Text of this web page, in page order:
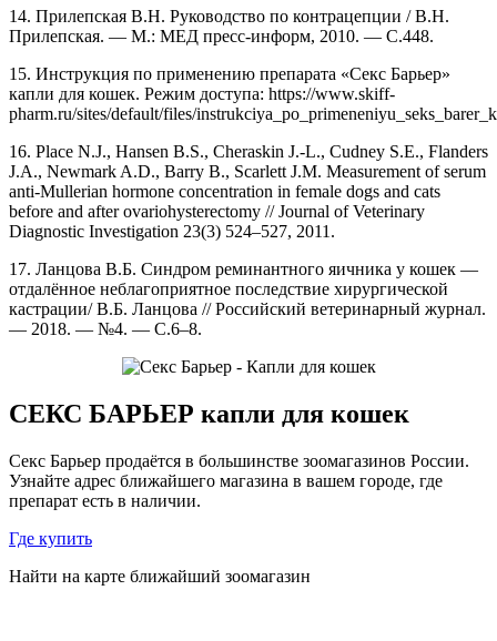
14. Прилепская В.Н. Руководство по контрацепции / В.Н.
Прилепская. — М.: МЕД пресс-информ, 2010. — С.448.
15. Инструкция по применению препарата «Секс Барьер»
капли для кошек. Режим доступа: https://www.skiff-
pharm.ru/sites/default/files/
16. Place N.J., Hansen B.S., Cheraskin J.-L., Cudney S.E., Flanders
J.A., Newmark A.D., Barry B., Scarlett J.M. Measurement of serum
anti-Mullerian hormone concentration in female dogs and cats
before and after ovariohysterectomy // Journal of Veterinary
Diagnostic Investigation 23(3) 524–527, 2011.
17. Ланцова В.Б. Синдром реминантного яичника у кошек —
отдалённое неблагоприятное последствие хирургической
кастрации/ В.Б. Ланцова // Российский ветеринарный журнал.
— 2018. — №4. — С.6–8.
СЕКС БАРЬЕР капли для кошек
Секс Барьер продаётся в большинстве зоомагазинов России.
Узнайте адрес ближайшего магазина в вашем городе, где
препарат есть в наличии.
Где купить
Найти на карте ближайший зоомагазин